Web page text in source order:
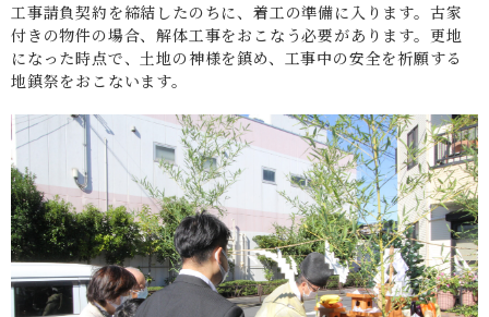
工事請負契約を締結したのちに、着工の準備に入ります。古家
付きの物件の場合、解体工事をおこなう必要があります。更地
になった時点で、土地の神様を鎮め、工事中の安全を祈願する
地鎮祭をおこないます。